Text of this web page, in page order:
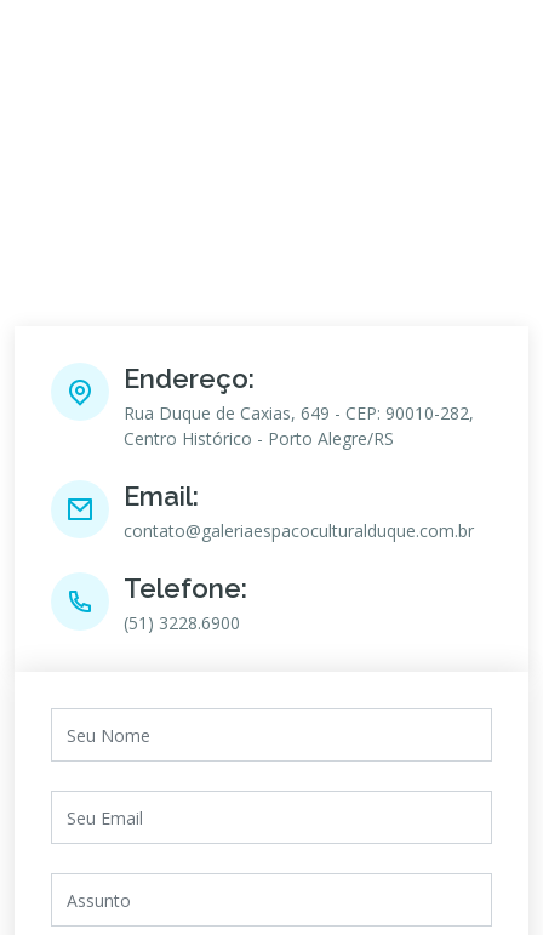
Endereço:
Rua Duque de Caxias, 649 - CEP: 90010-282,
Centro Histórico - Porto Alegre/RS
Email:
contato@galeriaespacoculturalduque.com.br
Telefone:
(51) 3228.6900